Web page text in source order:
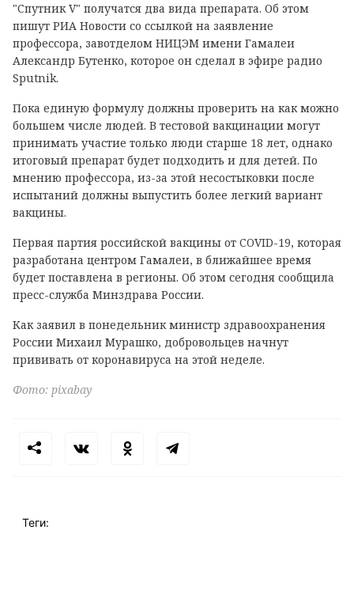
"Спутник V" получатся два вида препарата. Об этом
пишут РИА Новости со ссылкой на заявление
профессора, завотделом НИЦЭМ имени Гамалеи
Александр Бутенко, которое он сделал в эфире радио
Sputnik.
Пока единую формулу должны проверить на как можно
большем числе людей. В тестовой вакцинации могут
принимать участие только люди старше 18 лет, однако
итоговый препарат будет подходить и для детей. По
мнению профессора, из-за этой несостыковки после
испытаний должны выпустить более легкий вариант
вакцины.
Первая партия российской вакцины от COVID-19, которая
разработана центром Гамалеи, в ближайшее время
будет поставлена в регионы. Об этом сегодня сообщила
пресс-служба Минздрава России.
Как заявил в понедельник министр здравоохранения
России Михаил Мурашко, добровольцев начнут
прививать от коронавируса на этой неделе.
Фото: pixabay
Теги: